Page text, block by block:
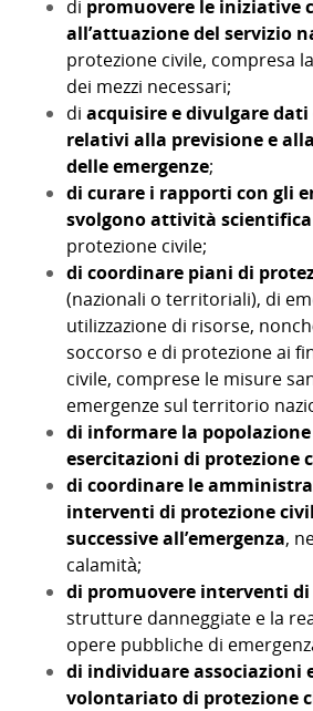
di promuovere le iniziative
all’attuazione del servizio
protezione civile, compresa
dei mezzi necessari;
di acquisire e divulgare
relativi alla previsione e
delle emergenze;
di curare i rapporti con gli
svolgono attività scientifica
protezione civile;
di coordinare piani di
(nazionali o territoriali), di
utilizzazione di risorse,
soccorso e di protezione ai
civile, comprese le misure
emergenze sul territorio
di informare la
esercitazioni di protezione
di coordinare le
interventi di protezione
successive all’emergenza,
calamità;
di promuovere interventi
strutture danneggiate e la
opere pubbliche di
di individuare associazioni
volontariato di protezione